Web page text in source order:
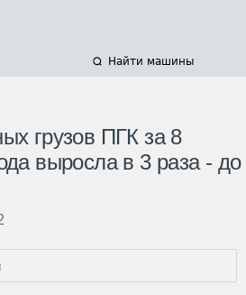
Найти машины
грузов ПГК за 8
выросла в 3 раза - до